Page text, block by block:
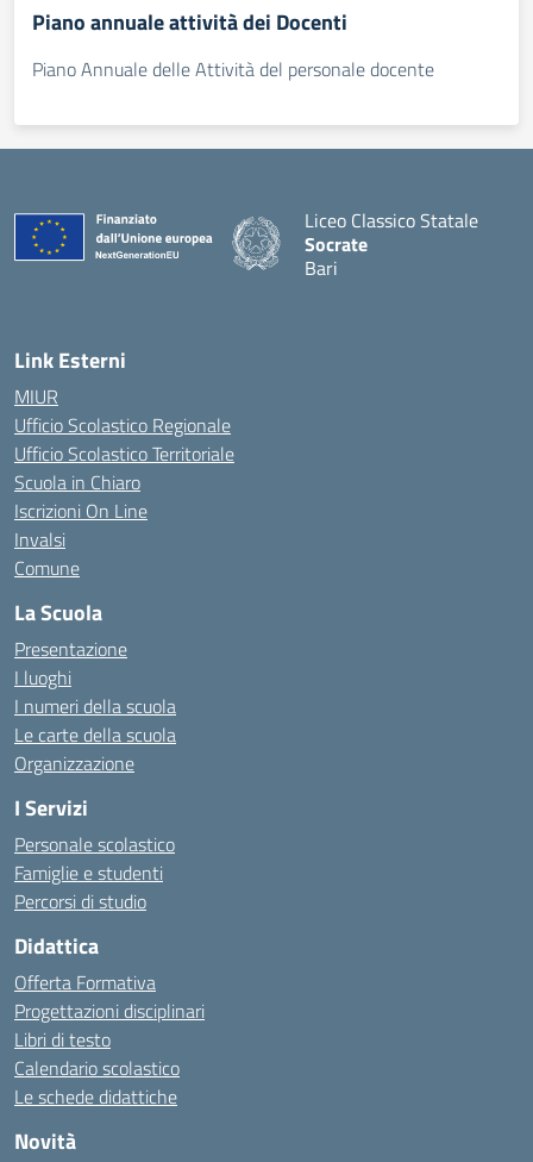
Piano annuale attività dei Docenti
Piano Annuale delle Attività del personale docente
Liceo Classico Statale
Socrate
Bari
Link Esterni
MIUR
Ufficio Scolastico Regionale
Ufficio Scolastico Territoriale
Scuola in Chiaro
Iscrizioni On Line
Invalsi
Comune
La Scuola
Presentazione
I luoghi
I numeri della scuola
Le carte della scuola
Organizzazione
I Servizi
Personale scolastico
Famiglie e studenti
Percorsi di studio
Didattica
Offerta Formativa
Progettazioni disciplinari
Libri di testo
Calendario scolastico
Le schede didattiche
Novità